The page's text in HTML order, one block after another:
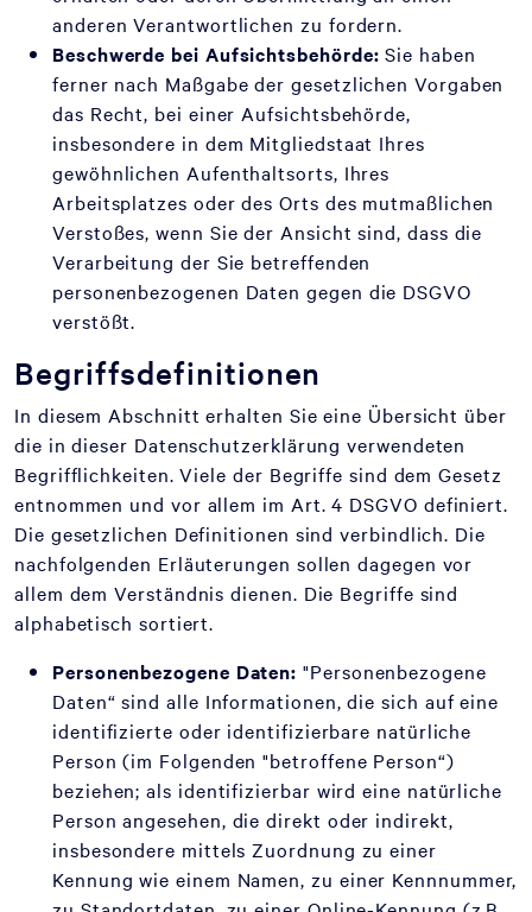
anderen Verantwortlichen zu fordern.
Beschwerde bei Aufsichtsbehörde: Sie haben
ferner nach Maßgabe der gesetzlichen Vorgaben
das Recht, bei einer Aufsichtsbehörde,
insbesondere in dem Mitgliedstaat Ihres
gewöhnlichen Aufenthaltsorts, Ihres
Arbeitsplatzes oder des Orts des mutmaßlichen
Verstoßes, wenn Sie der Ansicht sind, dass die
Verarbeitung der Sie betreffenden
personenbezogenen Daten gegen die DSGVO
verstößt.
Begriffsdefinitionen
In diesem Abschnitt erhalten Sie eine Übersicht über
die in dieser Datenschutzerklärung verwendeten
Begrifflichkeiten. Viele der Begriffe sind dem Gesetz
entnommen und vor allem im Art. 4 DSGVO definiert.
Die gesetzlichen Definitionen sind verbindlich. Die
nachfolgenden Erläuterungen sollen dagegen vor
allem dem Verständnis dienen. Die Begriffe sind
alphabetisch sortiert.
Personenbezogene Daten: "Personenbezogene
Daten“ sind alle Informationen, die sich auf eine
identifizierte oder identifizierbare natürliche
Person (im Folgenden "betroffene Person“)
beziehen; als identifizierbar wird eine natürliche
Person angesehen, die direkt oder indirekt,
insbesondere mittels Zuordnung zu einer
Kennung wie einem Namen, zu einer Kennnummer,